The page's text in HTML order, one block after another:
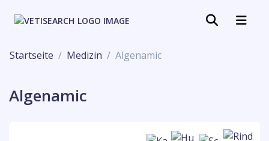
Startseite Medizin Algenamic
Algenamic